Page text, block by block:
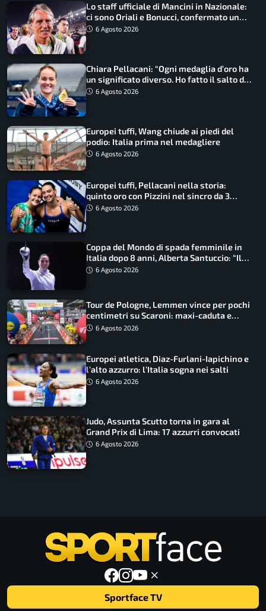
Lo staff ufficiale di Mancini in Nazionale:
ci sono Oriali e Bonucci, confermato un
ritorno
6 Agosto 2026
Chiara Pellacani: “Ogni medaglia d’oro ha
un significato diverso. Ho fatto il salto di
qualità”
6 Agosto 2026
Europei tuffi, Wang chiude ai piedi del
podio: Italia prima nel medagliere
6 Agosto 2026
Europei tuffi, Pellacani nella storia:
quinto oro con Pizzini nel sincro da 3
metri
6 Agosto 2026
Coppa del Mondo di spada femminile in
Italia dopo 8 anni, Alberta Santuccio: “Il
lavoro dà sempre i suoi frutti”
6 Agosto 2026
Tour de Pologne, Lemmen vince per pochi
centimetri su Scaroni: maxi-caduta e
tappa accorciata
6 Agosto 2026
Europei atletica, Diaz-Furlani-Iapichino e
l’alto azzurro: l’Italia sogna nei salti
6 Agosto 2026
Judo, Assunta Scutto torna in gara al
Grand Prix di Lima: 17 azzurri convocati
6 Agosto 2026
Sportface TV